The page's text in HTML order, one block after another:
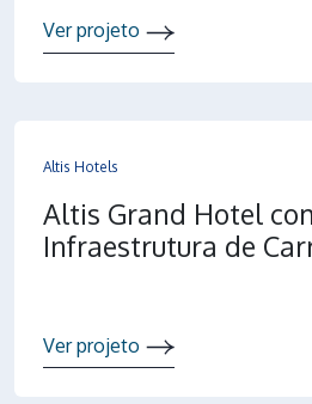
Ver projeto
Altis Hotels
Altis Grand Hotel
Infraestrutura de
Ver projeto